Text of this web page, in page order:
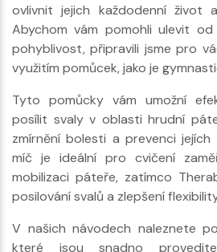
ovlivnit jejich každodenní život
Abychom vám pomohli ulevit
pohyblivost, připravili jsme pro
využitím pomůcek, jako je
Tyto pomůcky vám umožní
posílit svaly v oblasti hrudní
zmírnění bolesti a prevenci
míč je ideální pro cvičení
mobilizaci páteře, zatímco
posilování svalů a zlepšení
V našich návodech naleznete
které jsou snadno